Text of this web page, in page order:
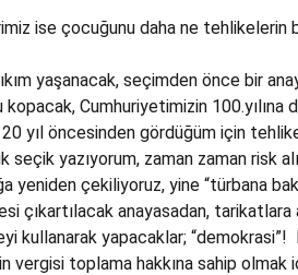
ise çocuğunu daha ne tehlikelerin
yaşanacak, seçimden önce bir
kopacak, Cumhuriyetimizin
20 yıl öncesinden gördüğüm için
seçik yazıyorum, zaman zaman risk
yeniden çekiliyoruz, yine “türbana
çıkartılacak anayasadan, tarikatlara
kullanarak yapacaklar;
toplama hakkına sahip olmak